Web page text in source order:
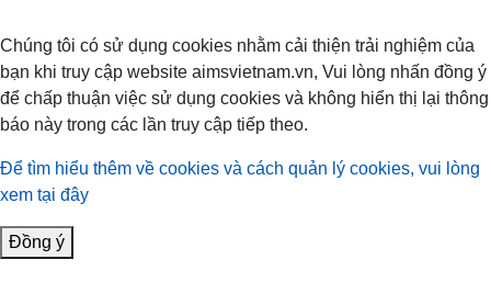
Chúng tôi có sử dụng cookies nhằm cải thiện trải nghiệm của
bạn khi truy cập website aimsvietnam.vn, Vui lòng nhấn đồng ý
để chấp thuận việc sử dụng cookies và không hiển thị lại thông
báo này trong các lần truy cập tiếp theo.
Để tìm hiểu thêm về cookies và cách quản lý cookies, vui lòng
xem tại đây
Đồng ý